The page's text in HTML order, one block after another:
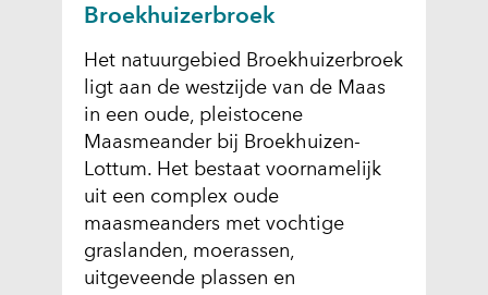
Broekhuizerbroek
Het natuurgebied Broekhuizerbroek
ligt aan de westzijde van de Maas
in een oude, pleistocene
Maasmeander bij Broekhuizen-
Lottum. Het bestaat voornamelijk
uit een complex oude
maasmeanders met vochtige
graslanden, moerassen,
uitgeveende plassen en